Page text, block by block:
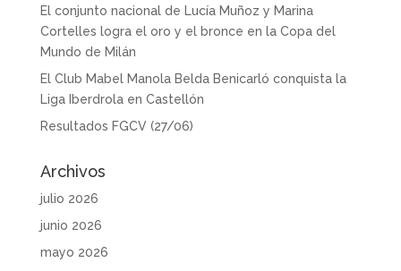
El conjunto nacional de Lucía Muñoz y Marina
Cortelles logra el oro y el bronce en la Copa del
Mundo de Milán
El Club Mabel Manola Belda Benicarló conquista la
Liga Iberdrola en Castellón
Resultados FGCV (27/06)
Archivos
julio 2026
junio 2026
mayo 2026